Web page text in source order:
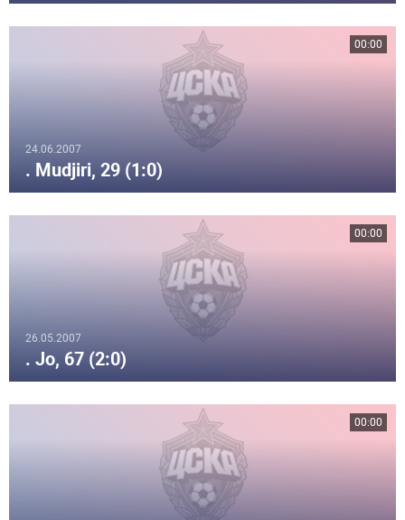
24.06.2007
. Mudjiri, 29 (1:0)
00:00
26.05.2007
. Jo, 67 (2:0)
00:00
00:00